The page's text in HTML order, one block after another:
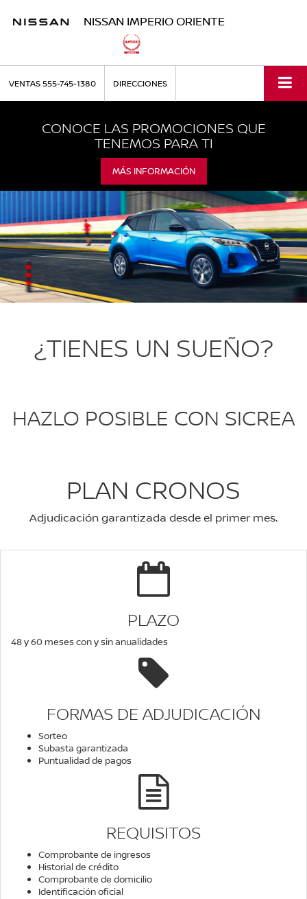
NISSAN IMPERIO ORIENTE
VENTAS555-745-1380 DIRECCIONES
CONOCE LAS PROMOCIONES QUE
TENEMOS PARA TI
MÁS INFORMACIÓN
¿TIENES UN SUEÑO?
HAZLO POSIBLE CON SICREA
PLAN CRONOS
Adjudicación garantizada desde el primer mes.
PLAZO
48 y 60 meses con y sin anualidades
FORMAS DE ADJUDICACIÓN
Sorteo
Subasta garantizada
Puntualidad de pagos
REQUISITOS
Comprobante de ingresos
Historial de crédito
Comprobante de domicilio
Identificación oficial